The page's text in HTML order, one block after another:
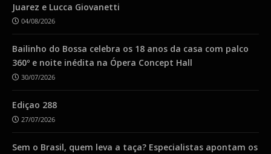
Juarez e Lucca Giovanetti
04/08/2026
Bailinho do Bossa celebra os 18 anos da casa com palco
360º e noite inédita na Ópera Concept Hall
30/07/2026
Ediçao 288
27/07/2026
Sem o Brasil, quem leva a taça? Especialistas apontam os